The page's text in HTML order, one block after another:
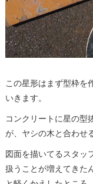
この星形はまず型枠を
いきます。
コンクリートに星の型
が、ヤシの木と合わせ
図面を描いてるスタッ
扱うことが増えてきた